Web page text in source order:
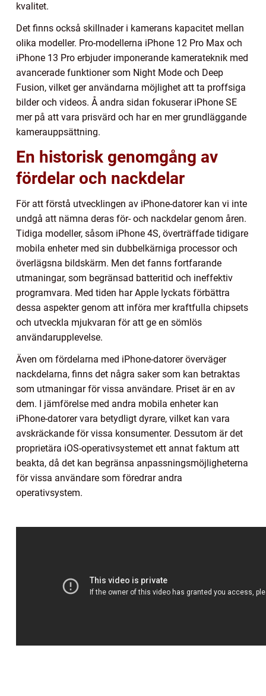
kvalitet.
Det finns också skillnader i kamerans kapacitet mellan
olika modeller. Pro-modellerna iPhone 12 Pro Max och
iPhone 13 Pro erbjuder imponerande kamerateknik med
avancerade funktioner som Night Mode och Deep
Fusion, vilket ger användarna möjlighet att ta proffsiga
bilder och videos. Å andra sidan fokuserar iPhone SE
mer på att vara prisvärd och har en mer grundläggande
kamerauppsättning.
En historisk genomgång av
fördelar och nackdelar
För att förstå utvecklingen av iPhone-datorer kan vi inte
undgå att nämna deras för- och nackdelar genom åren.
Tidiga modeller, såsom iPhone 4S, överträffade tidigare
mobila enheter med sin dubbelkärniga processor och
överlägsna bildskärm. Men det fanns fortfarande
utmaningar, som begränsad batteritid och ineffektiv
programvara. Med tiden har Apple lyckats förbättra
dessa aspekter genom att införa mer kraftfulla chipsets
och utveckla mjukvaran för att ge en sömlös
användarupplevelse.
Även om fördelarna med iPhone-datorer överväger
nackdelarna, finns det några saker som kan betraktas
som utmaningar för vissa användare. Priset är en av
dem. I jämförelse med andra mobila enheter kan
iPhone-datorer vara betydligt dyrare, vilket kan vara
avskräckande för vissa konsumenter. Dessutom är det
proprietära iOS-operativsystemet ett annat faktum att
beakta, då det kan begränsa anpassningsmöjligheterna
för vissa användare som föredrar andra
operativsystem.